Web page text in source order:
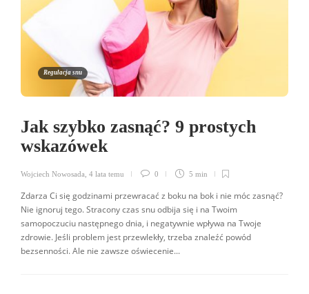
Regulacja snu
Jak szybko zasnąć? 9 prostych
wskazówek
Wojciech Nowosada 4 lata temu 0 5 min
Zdarza Ci się godzinami przewracać z boku na bok i nie móc zasnąć?
Nie ignoruj tego. Stracony czas snu odbija się i na Twoim
samopoczuciu następnego dnia, i negatywnie wpływa na Twoje
zdrowie. Jeśli problem jest przewlekły, trzeba znaleźć powód
bezsenności. Ale nie zawsze oświecenie...